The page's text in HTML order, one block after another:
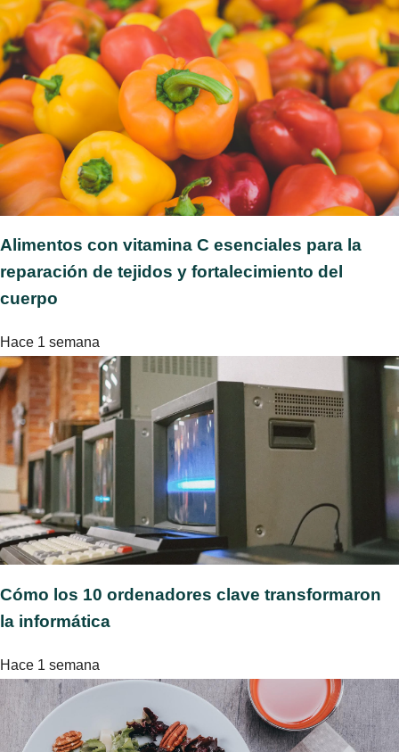
Alimentos con vitamina C esenciales para la
reparación de tejidos y fortalecimiento del
cuerpo
Hace 1 semana
Cómo los 10 ordenadores clave transformaron
la informática
Hace 1 semana